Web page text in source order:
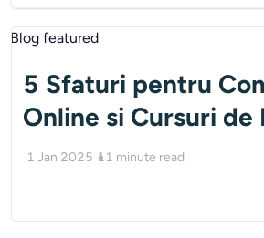
5 Sfaturi pentru
Online si Cursuri de
1 Jan 2025 11 minute read